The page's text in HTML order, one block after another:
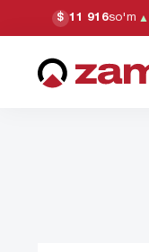
$ 11 916so'm ▲